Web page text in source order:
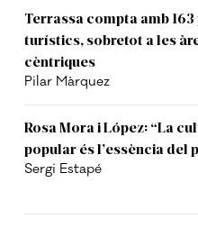
Terrassa compta amb 163
turístics, sobretot a les
cèntriques
Pilar Màrquez
Rosa Mora i López: “La
popular és l’essència del
Sergi Estapé